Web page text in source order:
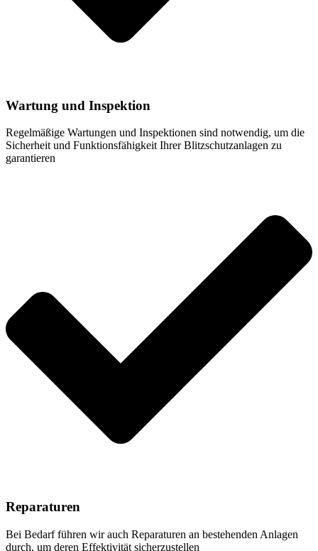
Wartung und Inspektion
Regelmäßige Wartungen und Inspektionen sind notwendig, um die
Sicherheit und Funktionsfähigkeit Ihrer Blitzschutzanlagen zu
garantieren
Reparaturen
Bei Bedarf führen wir auch Reparaturen an bestehenden Anlagen
durch, um deren Effektivität sicherzustellen